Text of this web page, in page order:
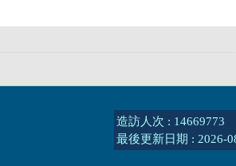
造訪人次 : 14669773
最後更新日期 : 2026-